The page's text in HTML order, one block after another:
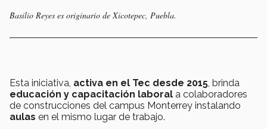
Basilio Reyes es originario de Xicotepec, Puebla.
Esta iniciativa, activa en el Tec desde 2015, brinda
educación y capacitación laboral a colaboradores
de construcciones del campus Monterrey instalando
aulas en el mismo lugar de trabajo.